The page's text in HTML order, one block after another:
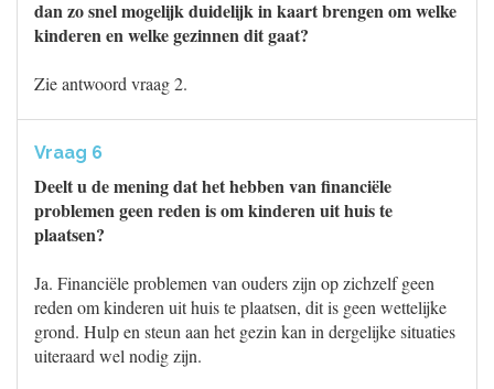
dan zo snel mogelijk duidelijk in kaart brengen om welke
kinderen en welke gezinnen dit gaat?
Zie antwoord vraag 2.
Vraag 6
Deelt u de mening dat het hebben van financiële
problemen geen reden is om kinderen uit huis te
plaatsen?
Ja. Financiële problemen van ouders zijn op zichzelf geen
reden om kinderen uit huis te plaatsen, dit is geen wettelijke
grond. Hulp en steun aan het gezin kan in dergelijke situaties
uiteraard wel nodig zijn.